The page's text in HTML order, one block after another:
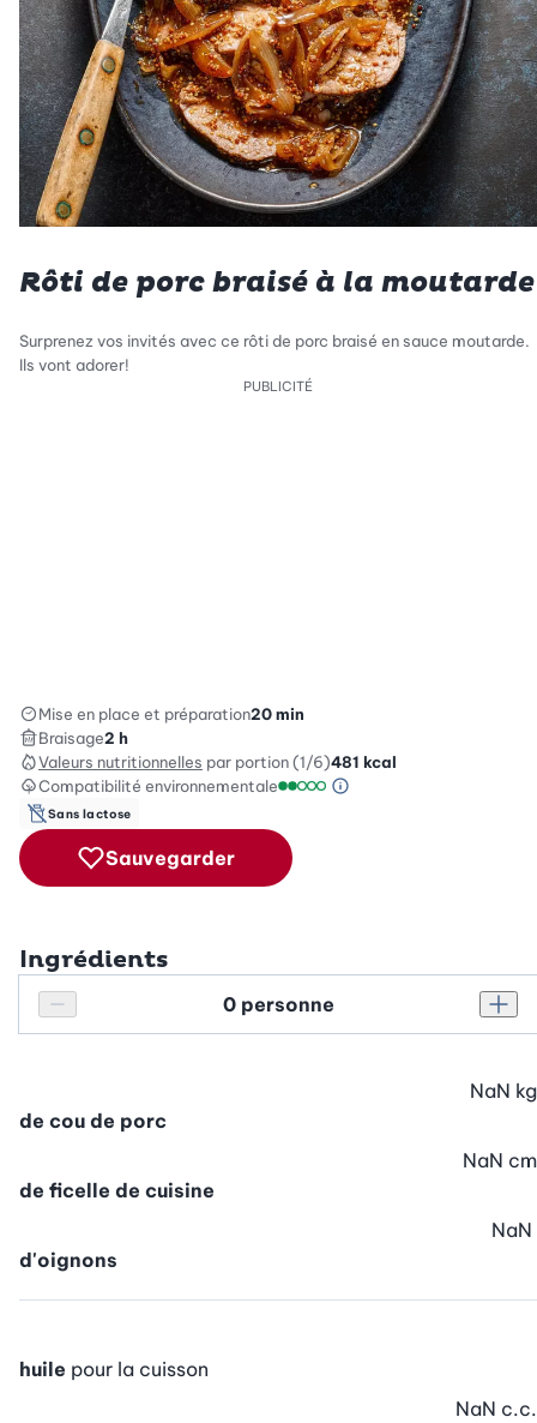
Rôti de porc braisé à la moutarde
Surprenez vos invités avec ce rôti de porc braisé en sauce moutarde.
Ils vont adorer!
PUBLICITÉ
Mise en place et préparation20 min
Braisage2 h
Valeurs nutritionnelles par portion (1/6)481 kcal
Compatibilité environnementale
Information sur
Sans lactose
Sauvegarder
Ingrédients
Réduire le nombre de personnes
Personnes
de cou de porc
NaN kg
de ficelle de cuisine
NaN cm
d'oignons
NaN
huile pour la cuisson
NaN c.c.